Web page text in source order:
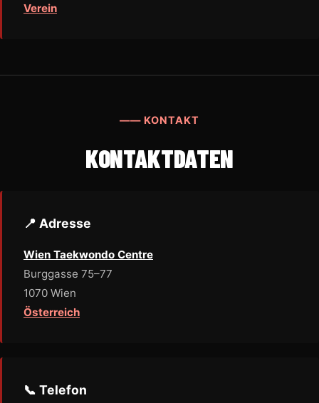
Verein
—— KONTAKT
KONTAKTDATEN
📍 Adresse
Wien Taekwondo Centre
Burggasse 75–77
1070 Wien
Österreich
📞 Telefon